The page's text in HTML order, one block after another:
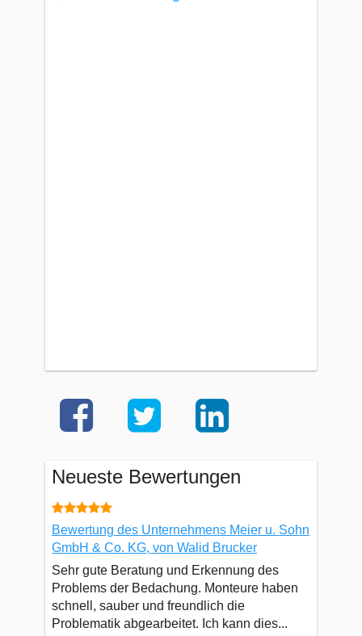
Neueste Bewertungen
Bewertung des Unternehmens Meier u. Sohn
GmbH & Co. KG, von Walid Brucker
Sehr gute Beratung und Erkennung des
Problems der Bedachung. Monteure haben
schnell, sauber und freundlich die
Problematik abgearbeitet. Ich kann dies...